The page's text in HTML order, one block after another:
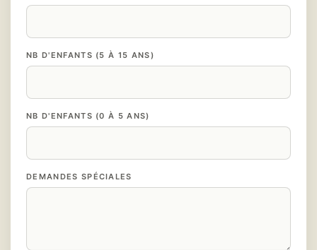
NB D'ENFANTS (5 À 15 ANS)
NB D'ENFANTS (0 À 5 ANS)
DEMANDES SPÉCIALES